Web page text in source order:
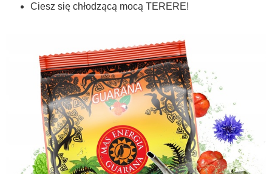
Ciesz się chłodzącą mocą TERERE!